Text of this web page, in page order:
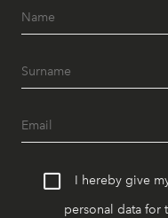
I hereby give
personal data for